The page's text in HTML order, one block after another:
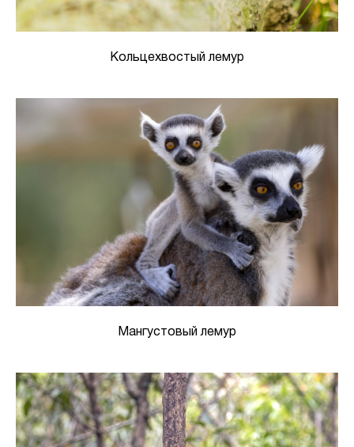
Кольцехвостый лемур
Мангустовый лемур